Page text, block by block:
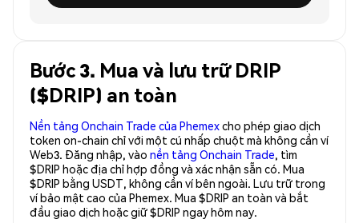
Bước 3. Mua và lưu trữ DRIP
($DRIP) an toàn
Nền tảng Onchain Trade của Phemexcho phép giao dịch
token on-chain chỉ với một cú nhấp chuột mà không cần ví
Web3. Đăng nhập, vào nền tảng Onchain Trade, tìm
$DRIP hoặc địa chỉ hợp đồng và xác nhận sẵn có. Mua
$DRIP bằng USDT, không cần ví bên ngoài. Lưu trữ trong
ví bảo mật cao của Phemex. Mua $DRIP an toàn và bắt
đầu giao dịch hoặc giữ $DRIP ngay hôm nay.